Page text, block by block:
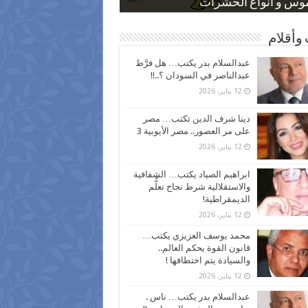
و أنواع الحشرات
بعد ارتفاع الأسعار
نسبة الطلاق في مصر
كاركاتيرية
كاركاتيرية
وأقلام
عبدالسلام بدر يكتب… هل فرَّط
عبدالناصر في السودان ؟..!!
12 يناير، 2026
دينا شرف الدين تكتب… مصر
على مر العصور.. مصر الأيوبية 3
12 يناير، 2026
ابراهيم الصياد يكتب… الشفافية
والاستقلالية شرط نجاح تعلُّم
الديمقراطية!
12 يناير، 2026
محمد يوسف العزيزي يكتب…
قانون القوة يحكم العالم..
والسيادة يتم اختطافها !
12 يناير، 2026
عبدالسلام بدر يكتب… ناس .